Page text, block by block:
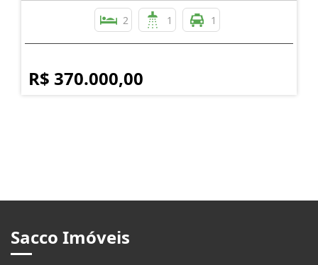
2 1 1
R$ 370.000,00
Sacco Imóveis